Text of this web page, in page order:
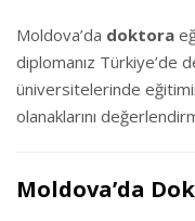
Moldova’da doktora
diplomanız Türkiye’de
üniversitelerinde
olanaklarını
Moldova’da